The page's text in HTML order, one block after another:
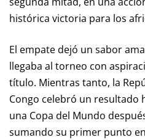
histórica victoria para los
El empate dejó un sabor
llegaba al torneo con
título. Mientras tanto, la
Congo celebró un resultado
una Copa del Mundo
sumando su primer punto